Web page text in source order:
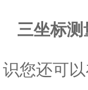
三坐标测
识您还可